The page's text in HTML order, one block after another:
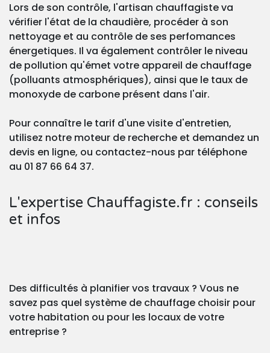
Lors de son contrôle, l'artisan chauffagiste va
vérifier l'état de la chaudière, procéder à son
nettoyage et au contrôle de ses perfomances
énergetiques. Il va également contrôler le niveau
de pollution qu'émet votre appareil de chauffage
(polluants atmosphériques), ainsi que le taux de
monoxyde de carbone présent dans l'air.
Pour connaître le tarif d'une visite d'entretien,
utilisez notre moteur de recherche et demandez un
devis en ligne, ou contactez-nous par téléphone
au 01 87 66 64 37.
L'expertise Chauffagiste.fr : conseils
et infos
Des difficultés à planifier vos travaux ? Vous ne
savez pas quel système de chauffage choisir pour
votre habitation ou pour les locaux de votre
entreprise ?